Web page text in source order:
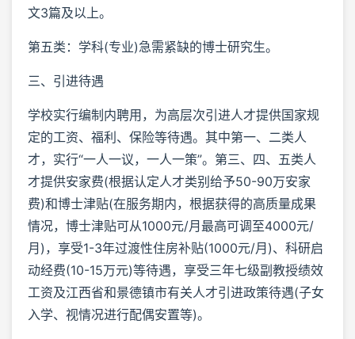
文3篇及以上。
第五类：学科(专业)急需紧缺的博士研究生。
三、引进待遇
学校实行编制内聘用，为高层次引进人才提供国家规
定的工资、福利、保险等待遇。其中第一、二类人
才，实行“一人一议，一人一策”。第三、四、五类人
才提供安家费(根据认定人才类别给予50-90万安家
费)和博士津贴(在服务期内，根据获得的高质量成果
情况，博士津贴可从1000元/月最高可调至4000元/
月)，享受1-3年过渡性住房补贴(1000元/月)、科研启
动经费(10-15万元)等待遇，享受三年七级副教授绩效
工资及江西省和景德镇市有关人才引进政策待遇(子女
入学、视情况进行配偶安置等)。